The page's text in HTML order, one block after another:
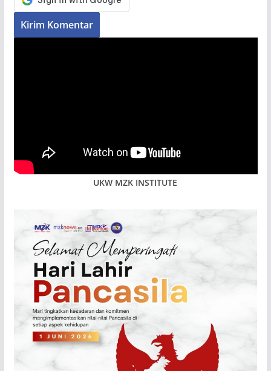
UKW MZK INSTITUTE